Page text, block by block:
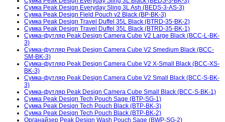
Сумка Peak Design Everyday Sling 3L Ash (BEDS-3-AS-3)
Сумка Peak Design Field Pouch v2 Black (BP-BK-3)
Сумка Peak Design Travel Duffel 35L Black (BTRD-35-BK-2)
Сумка Peak Design Travel Duffel 35L Black (BTRD-35-BK-1)
Сумка-футляр Peak Design Camera Cube V2 Large Black (BCC-L-BK-
3)
Сумка-футляр Peak Design Camera Cube V2 Smedium Black (BCC-
SM-BK-3)
Сумка-футляр Peak Design Camera Cube V2 X-Small Black (BCC-XS-
BK-3)
Сумка-футляр Peak Design Camera Cube V2 Small Black (BCC-S-BK-
3)
Сумка-футляр Peak Design Camera Cube Small Black (BCC-S-BK-1)
Сумка Peak Design Tech Pouch Sage (BTP-SG-1)
Сумка Peak Design Tech Pouch Black (BTP-BK-3)
Сумка Peak Design Tech Pouch Black (BTP-BK-2)
Органайзер Peak Design Wash Pouch Sage (BWP-SG-2)